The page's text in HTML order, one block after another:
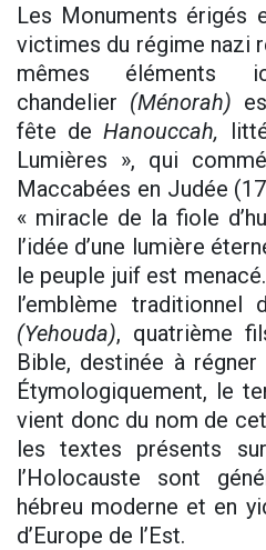
Les Monuments érigés
victimes du régime nazi
mêmes éléments
chandelier (Ménorah)
fête deHanouccah,
Lumières », qui
Maccabées en Judée
« miracle de la fiole
l’idée d’une lumière
le peuple juif est
l’emblème
(Yehouda), quatrième
Bible, destinée à
Étymologiquement, le
vient donc du nom de
les textes présents
l’Holocauste sont
hébreu moderne et en
d’Europe de l’Est.